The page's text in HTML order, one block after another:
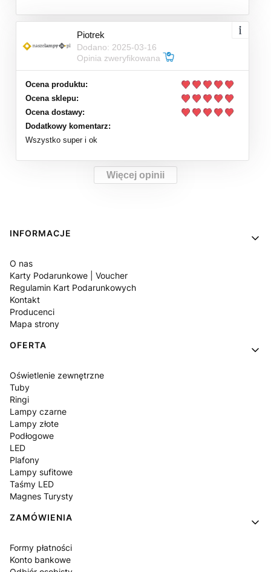
Piotrek
Dodano: 2025-03-16
Opinia zweryfikowana
Ocena produktu:
Ocena sklepu:
Ocena dostawy:
Dodatkowy komentarz:
Wszystko super i ok
Więcej opinii
Linki w stopce
INFORMACJE
O nas
Karty Podarunkowe | Voucher
Regulamin Kart Podarunkowych
Kontakt
Producenci
Mapa strony
OFERTA
Oświetlenie zewnętrzne
Tuby
Ringi
Lampy czarne
Lampy złote
Podłogowe
LED
Plafony
Lampy sufitowe
Taśmy LED
Magnes Turysty
ZAMÓWIENIA
Formy płatności
Konto bankowe